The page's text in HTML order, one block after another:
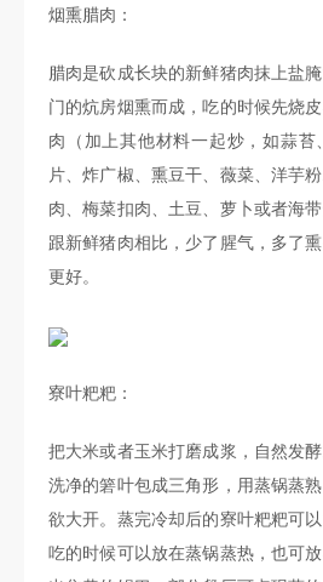
烟熏腊肉：
腊肉是砍成长块的新鲜猪肉抹上盐
门的炕房烟熏而成，吃的时候先烧
肉（加上其他材料一起炒，如蒜苔
片、炸广椒、熏豆干、薇菜、洋芋
肉、梅菜扣肉、土豆、萝卜或者海
跟新鲜猪肉相比，少了腥气，多了熏
更好。
寮叶粑粑 ：
把大米或者玉米打磨成浆，自然发
洗净的箬叶包成三角形，用蒸锅蒸
欲大开。蒸完冷却后的寮叶粑粑可
吃的时候可以放在蒸锅蒸热，也可